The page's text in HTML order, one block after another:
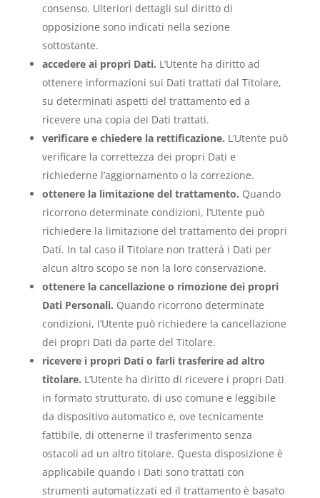
consenso. Ulteriori dettagli sul diritto di
opposizione sono indicati nella sezione
sottostante.
accedere ai propri Dati. L’Utente ha diritto ad
ottenere informazioni sui Dati trattati dal Titolare,
su determinati aspetti del trattamento ed a
ricevere una copia dei Dati trattati.
verificare e chiedere la rettificazione. L’Utente può
verificare la correttezza dei propri Dati e
richiederne l’aggiornamento o la correzione.
ottenere la limitazione del trattamento. Quando
ricorrono determinate condizioni, l’Utente può
richiedere la limitazione del trattamento dei propri
Dati. In tal caso il Titolare non tratterà i Dati per
alcun altro scopo se non la loro conservazione.
ottenere la cancellazione o rimozione dei propri
Dati Personali. Quando ricorrono determinate
condizioni, l’Utente può richiedere la cancellazione
dei propri Dati da parte del Titolare.
ricevere i propri Dati o farli trasferire ad altro
titolare. L’Utente ha diritto di ricevere i propri Dati
in formato strutturato, di uso comune e leggibile
da dispositivo automatico e, ove tecnicamente
fattibile, di ottenerne il trasferimento senza
ostacoli ad un altro titolare. Questa disposizione è
applicabile quando i Dati sono trattati con
strumenti automatizzati ed il trattamento è basato